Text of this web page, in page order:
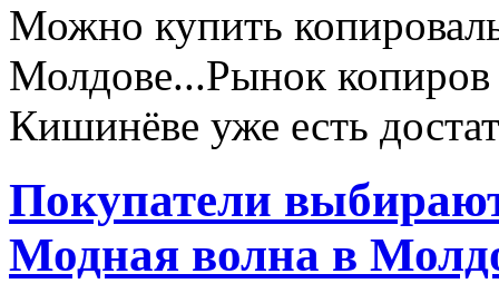
Можно купить
Молдове...Рынок
Кишинёве уже есть
Покупатели
Модная волна в